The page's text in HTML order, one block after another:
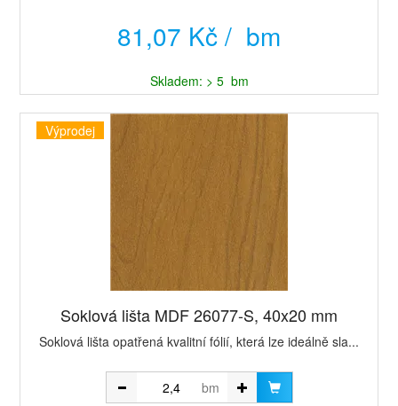
81,07 Kč / bm
Skladem: > 5 bm
Výprodej
Soklová lišta MDF 26077-S, 40x20 mm
Soklová lišta opatřená kvalitní fólií, která lze ideálně sla...
bm